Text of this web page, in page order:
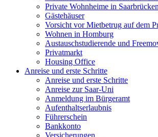
Private Wohnheime in Saarbrücken
Gästehäuser
Vorsicht vor Mietbetrug auf dem
Wohnen in Homburg
Austauschstudierende und
Privatmarkt
Housing Office
Anreise und erste Schritte
Anreise und erste Schritte
Anreise zur Saar-Uni
Anmeldung im Bürgeramt
Aufenthaltserlaubnis
Führerschein
Bankkonto
Versicherungen